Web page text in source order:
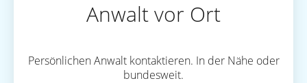
Anwalt vor Ort
Persönlichen Anwalt kontaktieren. In der Nähe oder
bundesweit.